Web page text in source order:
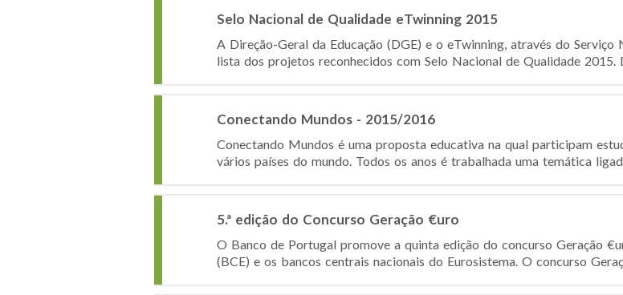
Selo Nacional de Qualidade eTwinning 2015
A Direção-Geral da Educação (DGE) e o eTwinning, através do
lista dos projetos reconhecidos com Selo Nacional de Qualidade 2015.
Conectando Mundos - 2015/2016
Conectando Mundos é uma proposta educativa na qual participam
vários países do mundo. Todos os anos é trabalhada uma temática
5.ª edição do Concurso Geração €uro
O Banco de Portugal promove a quinta edição do concurso Geração
(BCE) e os bancos centrais nacionais do Eurosistema. O concurso